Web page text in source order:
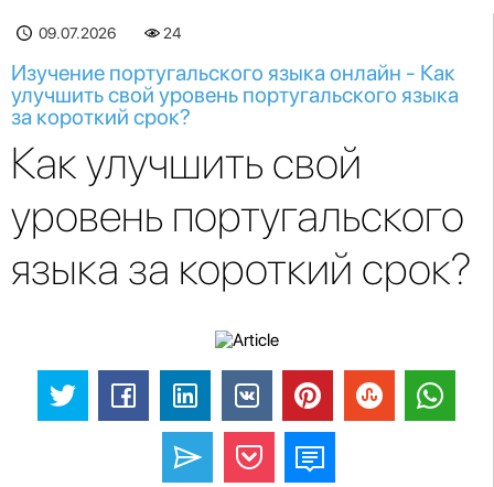
09.07.2026 24
Изучение португальского языка онлайн - Как
улучшить свой уровень португальского языка
за короткий срок?
Как улучшить свой
уровень португальского
языка за короткий срок?